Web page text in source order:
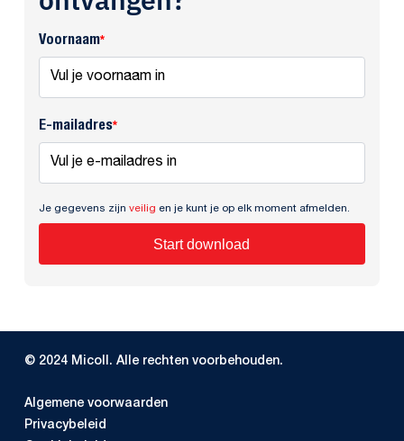
Voornaam*
E-mailadres*
Je gegevens zijn veilig en je kunt je op elk moment afmelden.
Start download
© 2024 Micoll. Alle rechten voorbehouden.
Algemene voorwaarden
Privacybeleid